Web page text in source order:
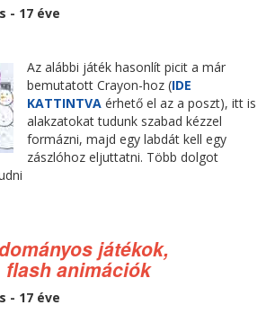
- 17 éve
Az alábbi játék hasonlít picit a már
bemutatott Crayon-hoz (IDE
KATTINTVA érhető el az a poszt), itt is
alakzatokat tudunk szabad kézzel
formázni, majd egy labdát kell egy
zászlóhoz eljuttatni. Több dolgot
játékok,
animációk
- 17 éve